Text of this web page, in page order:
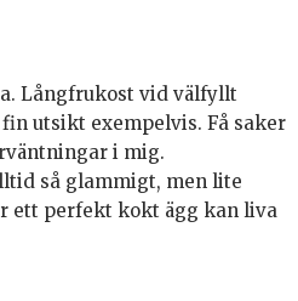
Långfrukost vid välfyllt
utsikt exempelvis. Få saker
i mig.
så glammigt, men lite
ett perfekt kokt ägg kan liva